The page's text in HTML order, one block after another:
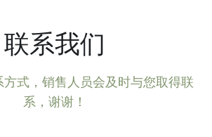
联系我们
式，销售人员会及时与您取得联
系，谢谢！